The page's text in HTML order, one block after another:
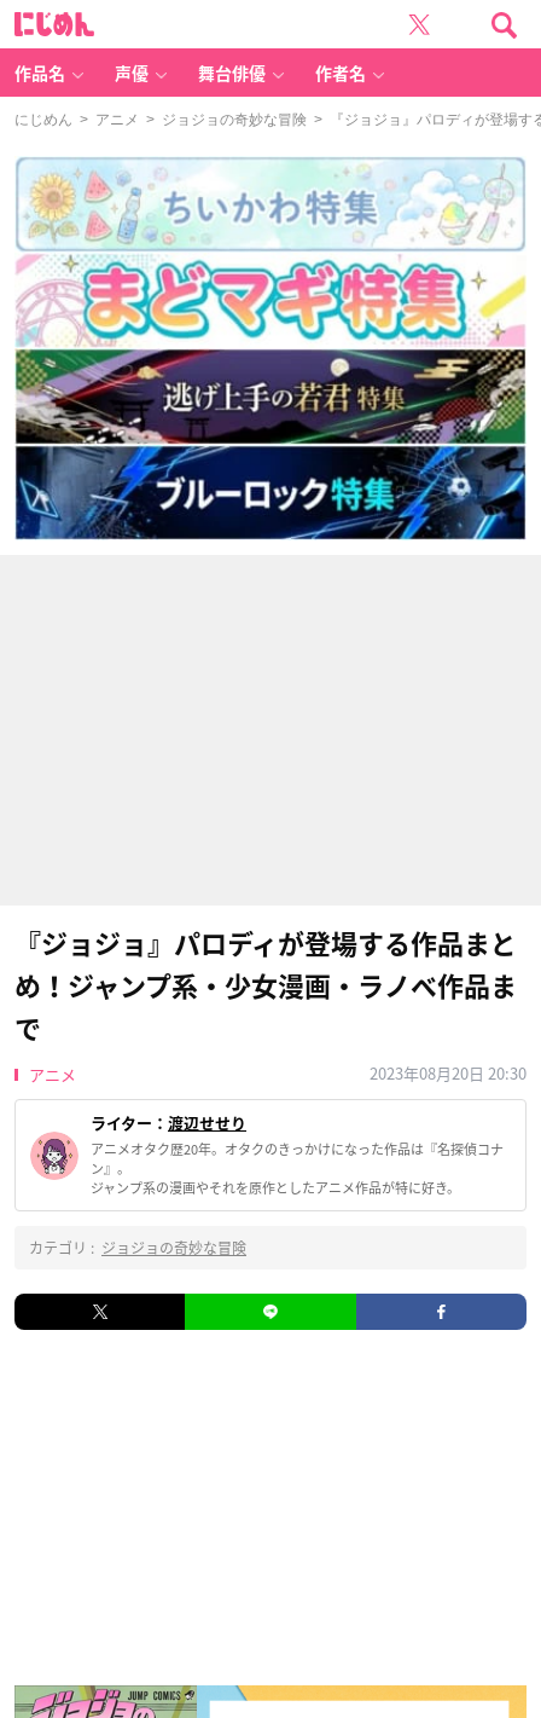
作品名 声優 舞台俳優 作者名
にじめん > アニメ > ジョジョの奇妙な冒険 > 『ジョジョ』パロディが登場す
『ジョジョ』パロディが登場する作品まと
め！ジャンプ系・少女漫画・ラノベ作品ま
で
アニメ 2023年08月20日 20:30
ライター： 渡辺せせり
アニメオタク歴20年。オタクのきっかけになった作品は『名探偵コナ
ン』。
ジャンプ系の漫画やそれを原作としたアニメ作品が特に好き。
カテゴリ : ジョジョの奇妙な冒険